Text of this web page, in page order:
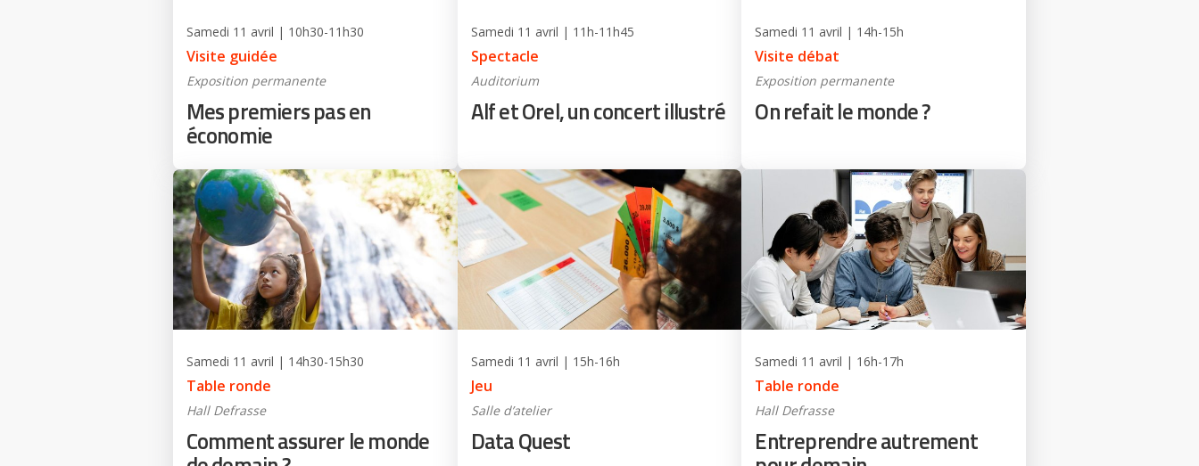
Samedi 11 avril | 10h30-11h30
Visite guidée
Exposition permanente
Mes premiers pas en
économie
Samedi 11 avril | 11h-11h45
Spectacle
Auditorium
Alf et Orel, un concert illustré
Samedi 11 avril | 14h-15h
Visite débat
Exposition permanente
On refait le monde ?
Samedi 11 avril | 14h30-15h30
Table ronde
Hall Defrasse
Comment assurer le monde
Samedi 11 avril | 15h-16h
Jeu
Salle d’atelier
Data Quest
Samedi 11 avril | 16h-17h
Table ronde
Hall Defrasse
Entreprendre autrement